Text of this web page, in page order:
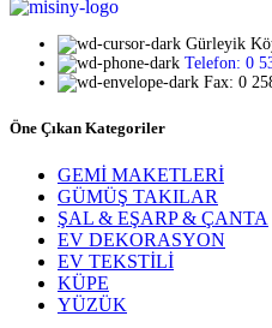
Gürleyik
Telefon: 0
Fax: 0
Öne Çıkan Kategoriler
GEMİ MAKETLERİ
GÜMÜŞ TAKILAR
ŞAL & EŞARP & ÇANTA
EV DEKORASYON
EV TEKSTİLİ
KÜPE
YÜZÜK